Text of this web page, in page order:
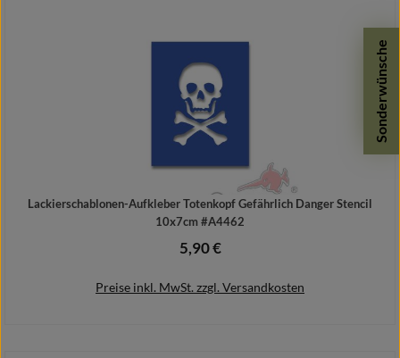
Lackierschablonen-Aufkleber Totenkopf Gefährlich Danger Stencil
10x7cm #A4462
Regulärer Preis:
5,90 €
Preise inkl. MwSt. zzgl. Versandkosten
Sonderwünsche